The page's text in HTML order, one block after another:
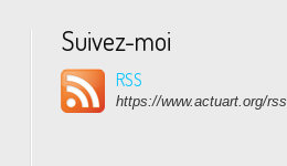
Suivez-moi
RSS
https://www.actuart.org/rss